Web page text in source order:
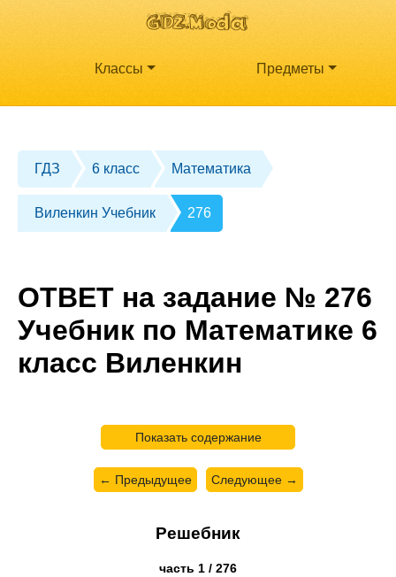
Классы Предметы
ГДЗ 6 класс Математика
Виленкин Учебник 276
ОТВЕТ на задание № 276
Учебник по Математике 6
класс Виленкин
Показать содержание
← Предыдущее Следующее →
Решебник
часть 1 / 276